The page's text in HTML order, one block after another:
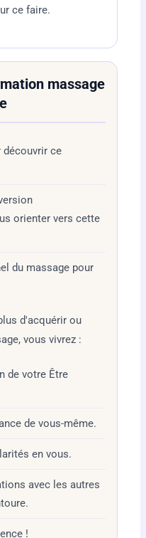
ce faire.
massage
découvrir ce
orienter vers cette
du massage pour
d'acquérir ou
vous vivrez :
de votre Être
de vous-même.
en vous.
avec les autres
!